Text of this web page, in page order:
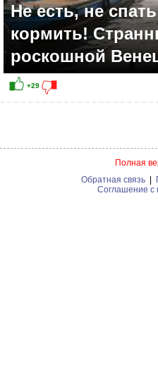
Не есть, не
кормить!
роскошной
Полная
Обратная связь |
Соглашение с